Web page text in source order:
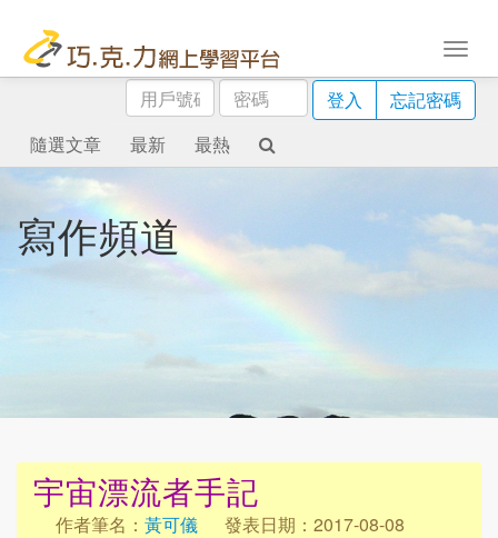
用
戶
號
碼
密
碼
登入
忘記密碼
隨選文章
最新 最熱
寫作頻道
宇宙漂流者手記
作者筆名： 黃可儀
發表日期：2017-08-08